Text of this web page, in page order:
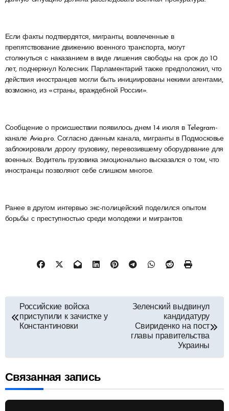
Если факты подтвердятся, мигранты, вовлеченные в
препятствование движению военного транспорта, могут
столкнуться с наказанием в виде лишения свободы на срок до 10
лет, подчеркнул Колесник. Парламентарий также предположил, что
действия иностранцев могли быть инициированы некими агентами,
возможно, из «страны, враждебной России».
Сообщение о происшествии появилось днем 14 июля в Telegram-
канале Avia.pro. Согласно данным канала, мигранты в Подмосковье
заблокировали дорогу грузовику, перевозившему оборудование для
военных. Водитель грузовика эмоционально высказался о том, что
иностранцы позволяют себе слишком многое.
Ранее в другом интервью экс-полицейский поделился опытом
борьбы с преступностью среди молодежи и мигрантов.
Навигация
по
Российские войска
приступили к зачистке у
Константиновки
Зеленский выдвинул
кандидатуру
Свириденко на пост
главы правительства
Украины
Связанная запись